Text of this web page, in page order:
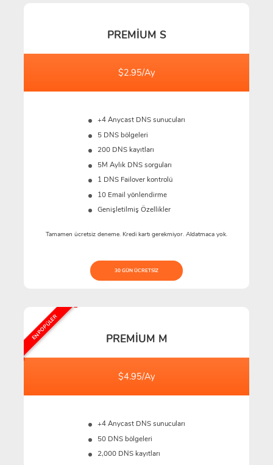
PREMIUM S
$2.95/Ay
+4 Anycast DNS sunucuları
5 DNS bölgeleri
200 DNS kayıtları
5M Aylık DNS sorguları
1 DNS Failover kontrolü
10 Email yönlendirme
Genişletilmiş Özellikler
Tamamen ücretsiz deneme. Kredi kartı gerekmiyor. Aldatmaca yok.
30 GÜN ÜCRETSIZ
EN POPÜLER PREMIUM M
$4.95/Ay
+4 Anycast DNS sunucuları
50 DNS bölgeleri
2,000 DNS kayıtları